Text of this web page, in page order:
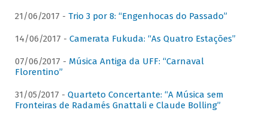
21/06/2017 - Trio 3 por 8: “Engenhocas do Passado”
14/06/2017 - Camerata Fukuda: “As Quatro Estações”
07/06/2017 - Música Antiga da UFF: “Carnaval
Florentino”
31/05/2017 - Quarteto Concertante: “A Música sem
Fronteiras de Radamés Gnattali e Claude Bolling”